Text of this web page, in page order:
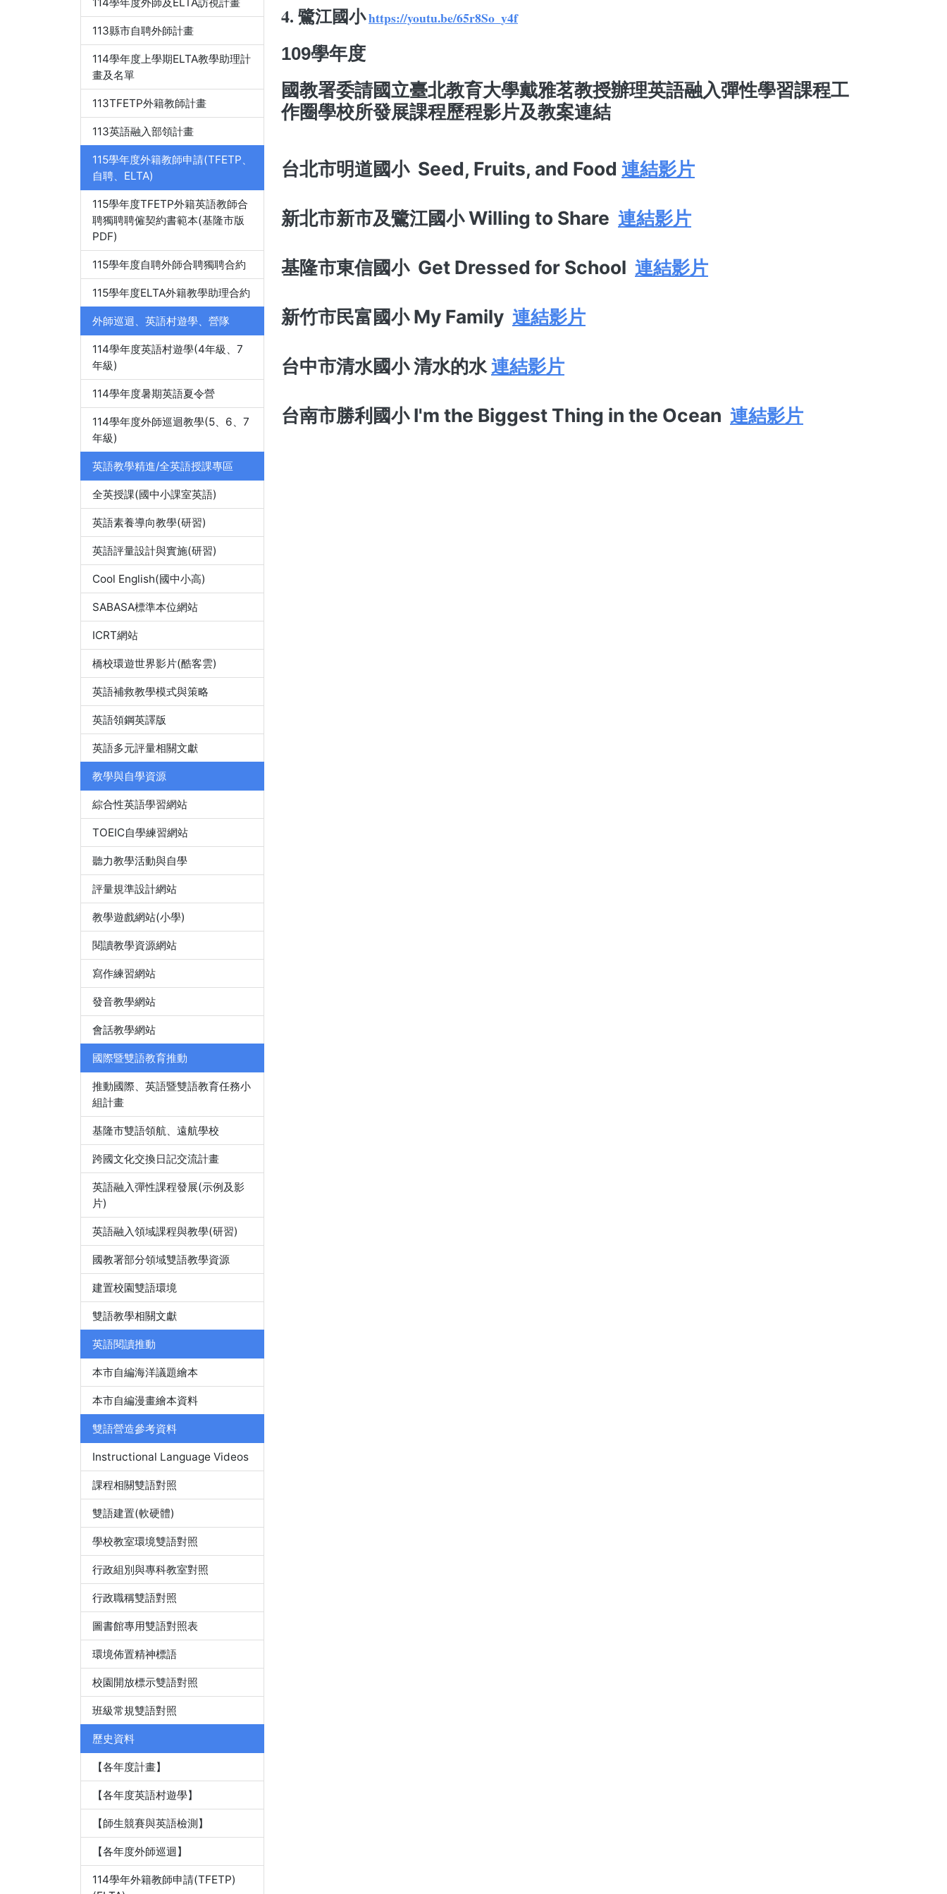
113縣市自聘外師計畫
114學年度上學期ELTA教學助理計
畫及名單
113TFETP外籍教師計畫
113英語融入部領計畫
115學年度外籍教師申請(TFETP、
自聘、ELTA)
115學年度TFETP外籍英語教師合
聘獨聘聘僱契約書範本(基隆市版
PDF)
115學年度自聘外師合聘獨聘合約
115學年度ELTA外籍教學助理合約
外師巡迴、英語村遊學、營隊
114學年度英語村遊學(4年級、7
年級)
114學年度暑期英語夏令營
114學年度外師巡迴教學(5、6、7
年級)
英語教學精進/全英語授課專區
全英授課(國中小課室英語)
英語素養導向教學(研習)
英語評量設計與實施(研習)
Cool English(國中小高)
SABASA標準本位網站
ICRT網站
橋校環遊世界影片(酷客雲)
英語補救教學模式與策略
英語領鋼英譯版
英語多元評量相關文獻
教學與自學資源
綜合性英語學習網站
TOEIC自學練習網站
聽力教學活動與自學
評量規準設計網站
教學遊戲網站(小學)
閱讀教學資源網站
寫作練習網站
發音教學網站
會話教學網站
國際暨雙語教育推動
推動國際、英語暨雙語教育任務小
組計畫
基隆市雙語領航、遠航學校
跨國文化交換日記交流計畫
英語融入彈性課程發展(示例及影
片)
英語融入領域課程與教學(研習)
國教署部分領域雙語教學資源
建置校園雙語環境
雙語教學相關文獻
英語閱讀推動
本市自編海洋議題繪本
本市自編漫畫繪本資料
雙語營造參考資料
Instructional Language Videos
課程相關雙語對照
雙語建置(軟硬體)
學校教室環境雙語對照
行政組別與專科教室對照
行政職稱雙語對照
圖書館專用雙語對照表
環境佈置精神標語
校園開放標示雙語對照
班級常規雙語對照
歷史資料
【各年度計畫】
【各年度英語村遊學】
【師生競賽與英語檢測】
【各年度外師巡迴】
114學年外籍教師申請(TFETP)
4. 鷺江國小https://youtu.be/65r8So_y4f
109學年度
國教署委請國立臺北教育大學戴雅茗教授辦理英語融入彈性學習課程工
作圈學校所發展課程歷程影片及教案連結
台北市明道國小 Seed, Fruits, and Food 連結影片
新北市新市及鷺江國小 Willing to Share 連結影片
基隆市東信國小 Get Dressed for School 連結影片
新竹市民富國小 My Family 連結影片
台中市清水國小 清水的水連結影片
台南市勝利國小 I'm the Biggest Thing in the Ocean 連結影片